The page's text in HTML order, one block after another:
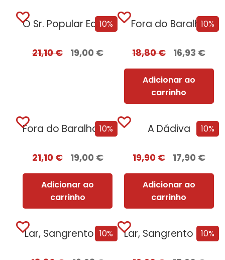
10%
O Sr. Popular Edição com EDGES
21,10€ 19,00 €
10%
Fora do Baralho
18,80€ 16,93 €
Adicionar ao
carrinho
10%
Fora do Baralho – Edição com EDGES
21,10€ 19,00 €
Adicionar ao
carrinho
10%
A Dádiva
19,90€ 17,90 €
Adicionar ao
carrinho
10%
Lar, Sangrento Lar 10%
Lar, Sangrento Lar – Edição com EDGES